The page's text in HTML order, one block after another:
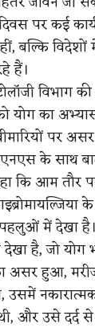
दिवस पर कई
बल्कि
हैं।
विभाग
योग का
पर
के साथ
कि आम तौर
में देखा है।
है, जो योग
असर हुआ,
उसमें
और उसे दर्द से